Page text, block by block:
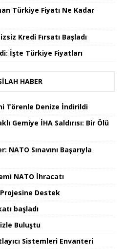
Türkiye Fiyatı Ne Kadar
Kredi Fırsatı Başladı
İşte Türkiye Fiyatları
HABER
Törenle Denize İndirildi
Gemiye İHA Saldırısı: Bir Ölü
Sınavını Başarıyla
NATO İhracatı
Destek
başladı
Buluştu
Sistemleri Envanteri